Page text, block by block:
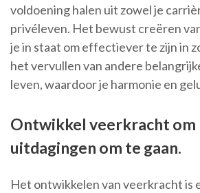
voldoening halen uit zowel je
privéleven. Het bewust creëren
je in staat om effectiever te zijn in
het vervullen van andere
leven, waardoor je harmonie en
Ontwikkel veerkracht om
uitdagingen om te gaan.
Het ontwikkelen van veerkracht is